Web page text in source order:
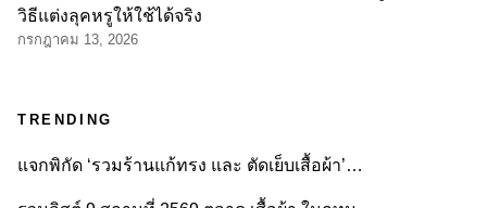
วิธีแต่งลุคหรูให้ใช้ได้จริง
กรกฎาคม 13, 2026
TRENDING
แจกพิกัด ‘รวมร้านแก้ทรง และ ตัดเย็บเสื้อผ้า’…